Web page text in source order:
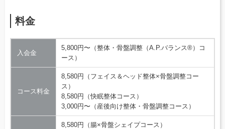
料金
入会金
5,800円〜（整体・骨盤調整（A.P.バランス®）コ
ース）
コース料金
8,580円（フェイス＆ヘッド整体×骨盤調整コー
ス）
8,580円（快眠整体コース）
3,000円〜（産後向け整体・骨盤調整コース）
8,580円（腸×骨盤シェイプコース）